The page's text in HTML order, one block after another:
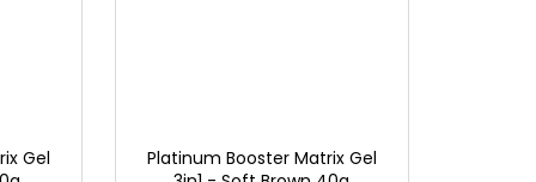
Gel
Platinum Booster Matrix Gel